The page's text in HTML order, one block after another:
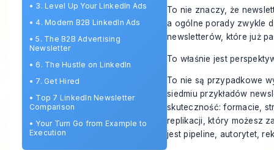
• 3. Level Up Your LinkedIn Ads
• 4. Modern B2B LinkedIn Ads
•5. The B2B Advertising
Newsletter
• 6. The Hustle on LinkedIn
• 7. Get Hired
• Top 7 LinkedIn Newsletter
Comparison
• Your Turn Go from Example to
Execution
To nie znaczy, że
a ogólne porady zwykle
newsletterów, które już
To właśnie jest
To nie są przypadkowe
siedmiu przykładów
skuteczność: formacie,
replikacji, który możesz
jest pipeline, autorytet,